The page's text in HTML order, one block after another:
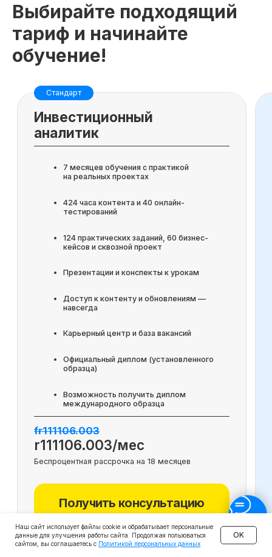
Выбирайте подходящий
тариф и начинайте
обучение!
Наш сайт использует файлы cookie и обрабатывает персональные
данные для улучшения работы сайта. Продолжая пользоваться
сайтом, вы соглашаетесь с Политикой персональных данных
OK